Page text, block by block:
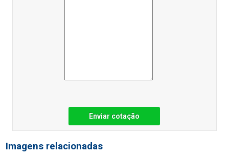
Enviar cotação
Imagens relacionadas